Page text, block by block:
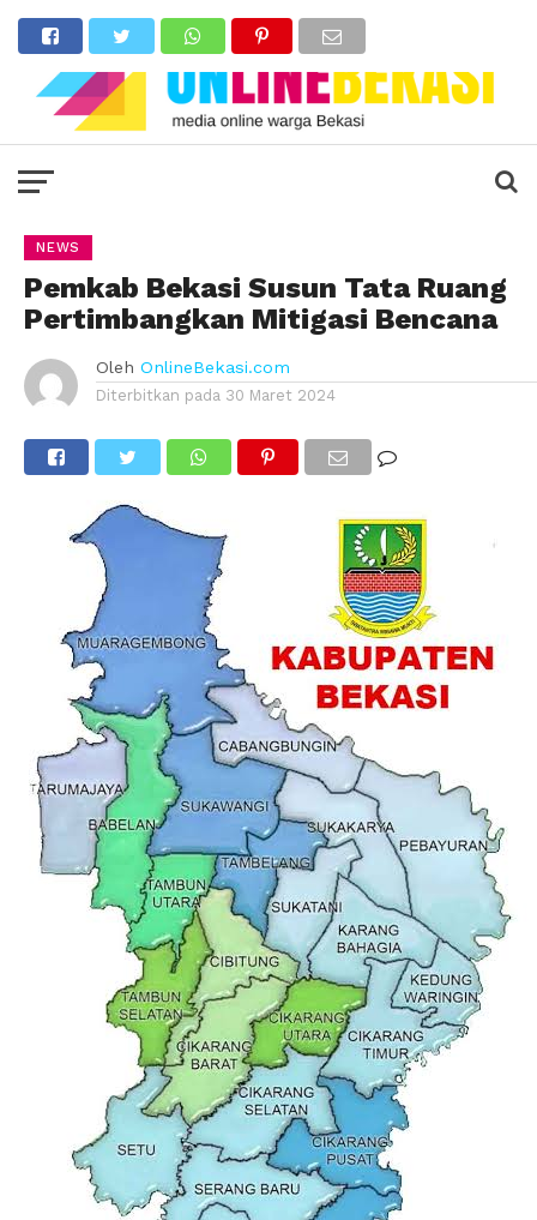
NEWS
Pemkab Bekasi Susun Tata Ruang
Pertimbangkan Mitigasi Bencana
Oleh OnlineBekasi.com
Diterbitkan pada 30 Maret 2024